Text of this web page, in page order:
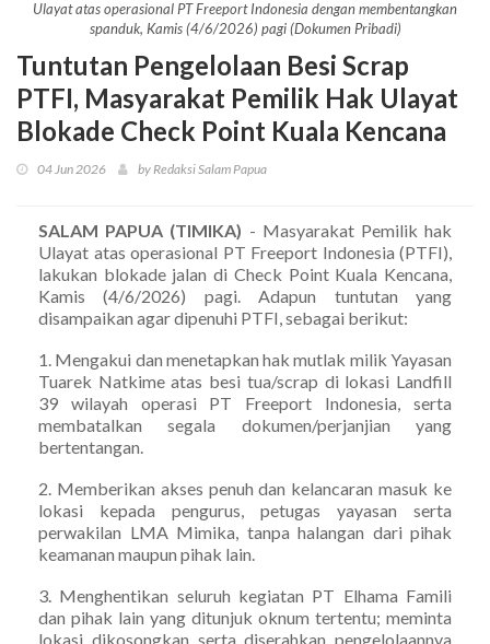
Ulayat atas operasional PT Freeport Indonesia dengan membentangkan
spanduk, Kamis (4/6/2026) pagi (Dokumen Pribadi)
Tuntutan Pengelolaan Besi Scrap
PTFI, Masyarakat Pemilik Hak Ulayat
Blokade Check Point Kuala Kencana
04 Jun 2026 by Redaksi Salam Papua
SALAM PAPUA (TIMIKA) - Masyarakat Pemilik hak
Ulayat atas operasional PT Freeport Indonesia (PTFI),
lakukan blokade jalan di Check Point Kuala Kencana,
Kamis (4/6/2026) pagi. Adapun tuntutan yang
disampaikan agar dipenuhi PTFI, sebagai berikut:
1. Mengakui dan menetapkan hak mutlak milik Yayasan
Tuarek Natkime atas besi tua/scrap di lokasi Landfill
39 wilayah operasi PT Freeport Indonesia, serta
membatalkan segala dokumen/perjanjian yang
bertentangan.
2. Memberikan akses penuh dan kelancaran masuk ke
lokasi kepada pengurus, petugas yayasan serta
perwakilan LMA Mimika, tanpa halangan dari pihak
keamanan maupun pihak lain.
3. Menghentikan seluruh kegiatan PT Elhama Famili
dan pihak lain yang ditunjuk oknum tertentu; meminta
lokasi dikosongkan serta diserahkan pengelolaannya